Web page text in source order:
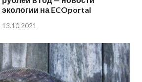
экологии на ECOportal
13.10.2021